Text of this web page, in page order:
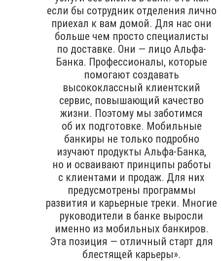
если бы сотрудник отделения лично
приехал к вам домой. Для нас они
больше чем просто специалисты
по доставке. Они — лицо Альфа-
Банка. Профессионалы, которые
помогают создавать
высококлассный клиентский
сервис, повышающий качество
жизни. Поэтому мы заботимся
об их подготовке. Мобильные
банкиры не только подробно
изучают продукты Альфа-Банка,
но и осваивают принципы работы
с клиентами и продаж. Для них
предусмотрены программы
развития и карьерные треки. Многие
руководители в банке выросли
именно из мобильных банкиров.
Эта позиция — отличный старт для
блестящей карьеры».